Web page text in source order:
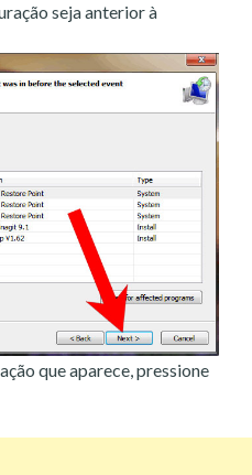
seja anterior à
que aparece, pressione